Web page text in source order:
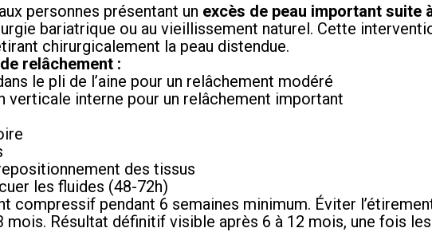
personnes présentant un excès de peau important suite
bariatrique ou au vieillissement naturel. Cette
chirurgicalement la peau distendue.
relâchement :
le pli de l’aine pour un relâchement modéré
verticale interne pour un relâchement important
des tissus
les fluides (48-72h)
compressif pendant 6 semaines minimum. Éviter
Résultat définitif visible après 6 à 12 mois, une fois les